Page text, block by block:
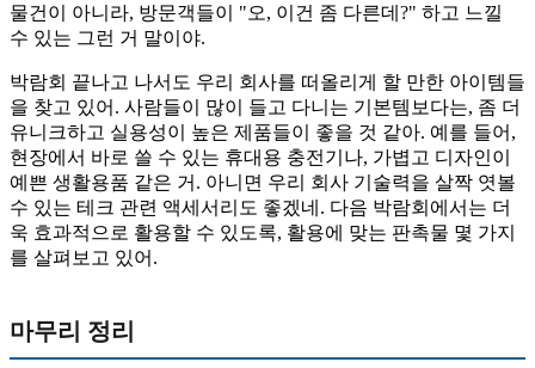
물건이 아니라, 방문객들이 "오, 이건 좀 다른데?" 하고 느낄
수 있는 그런 거 말이야.
박람회 끝나고 나서도 우리 회사를 떠올리게 할 만한 아이템들
을 찾고 있어. 사람들이 많이 들고 다니는 기본템보다는, 좀 더
유니크하고 실용성이 높은 제품들이 좋을 것 같아. 예를 들어,
현장에서 바로 쓸 수 있는 휴대용 충전기나, 가볍고 디자인이
예쁜 생활용품 같은 거. 아니면 우리 회사 기술력을 살짝 엿볼
수 있는 테크 관련 액세서리도 좋겠네. 다음 박람회에서는 더
욱 효과적으로 활용할 수 있도록, 활용에 맞는 판촉물 몇 가지
를 살펴보고 있어.
마무리 정리